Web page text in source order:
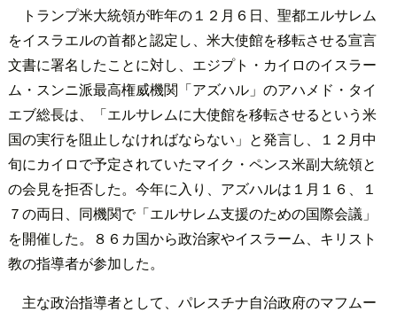
トランプ米大統領が昨年の１２月６日、聖都エルサレム
をイスラエルの首都と認定し、米大使館を移転させる宣言
文書に署名したことに対し、エジプト・カイロのイスラー
ム・スンニ派最高権威機関「アズハル」のアハメド・タイ
エブ総長は、「エルサレムに大使館を移転させるという米
国の実行を阻止しなければならない」と発言し、１２月中
旬にカイロで予定されていたマイク・ペンス米副大統領と
の会見を拒否した。今年に入り、アズハルは１月１６、１
７の両日、同機関で「エルサレム支援のための国際会議」
を開催した。８６カ国から政治家やイスラーム、キリスト
教の指導者が参加した。
主な政治指導者として、パレスチナ自治政府のマフムー